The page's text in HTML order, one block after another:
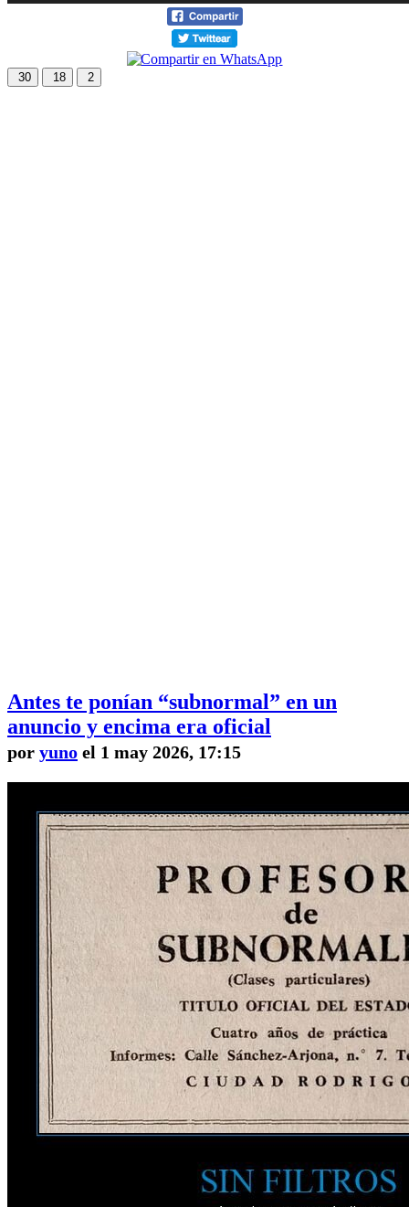
30 18 2
Antes te ponían “subnormal” en un
anuncio y encima era oficial
por yuno el 1 may 2026, 17:15